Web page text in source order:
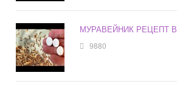
МУРАВЕЙНИК РЕЦЕПТ
9880